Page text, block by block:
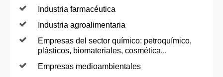
Industria farmacéutica
Industria agroalimentaria
Empresas del sector químico: petroquímico,
plásticos, biomateriales, cosmética...
Empresas medioambientales